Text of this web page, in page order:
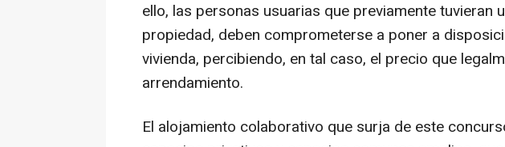
ello, las personas usuarias que previamente tuvieran
propiedad, deben comprometerse a poner a
vivienda, percibiendo, en tal caso, el precio que
arrendamiento.
El alojamiento colaborativo que surja de este